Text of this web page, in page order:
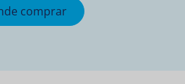
comprar